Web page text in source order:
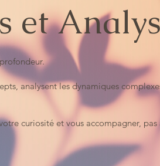
et
analysent les dynamiques
curiosité et vous accompagner, pas